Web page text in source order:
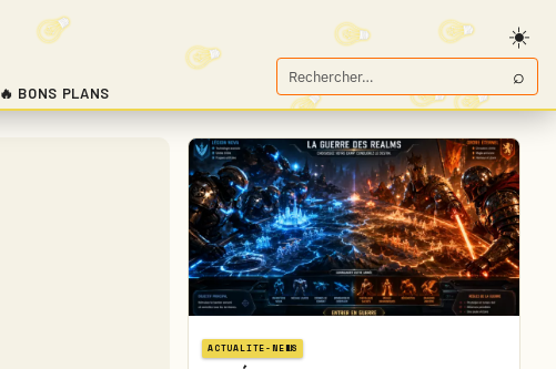
Rechercher
Game.fr
⌕
🔥 BONS PLANS
ACTUALITE-NEWS